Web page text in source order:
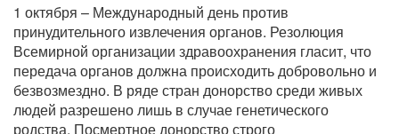
1 октября – Международный день против
принудительного извлечения органов. Резолюция
Всемирной организации здравоохранения гласит, что
передача органов должна происходить добровольно и
безвозмездно. В ряде стран донорство среди живых
людей разрешено лишь в случае генетического
родства. Посмертное донорство строго